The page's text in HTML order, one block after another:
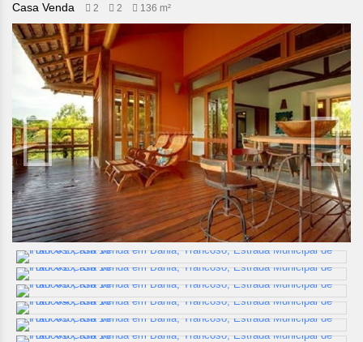
Casa Venda 2 2 136 m²